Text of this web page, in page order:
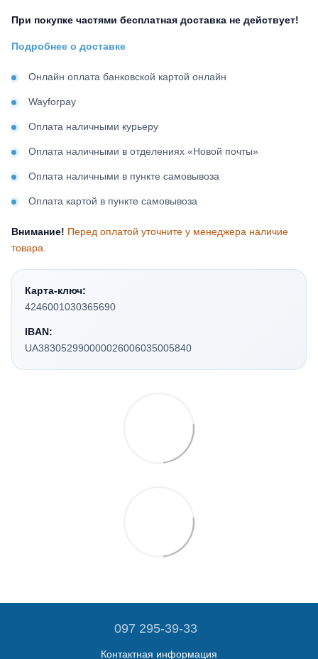
При покупке частями бесплатная доставка не действует!
Подробнее о доставке
Онлайн оплата банковской картой онлайн
Wayforpay
Оплата наличными курьеру
Оплата наличными в отделениях «Новой почты»
Оплата наличными в пункте самовывоза
Оплата картой в пункте самовывоза
Внимание! Перед оплатой уточните у менеджера наличие
товара.
Карта-ключ:
4246001030365690
IBAN:
UA383052990000026006035005840
097 295-39-33
Контактная информация